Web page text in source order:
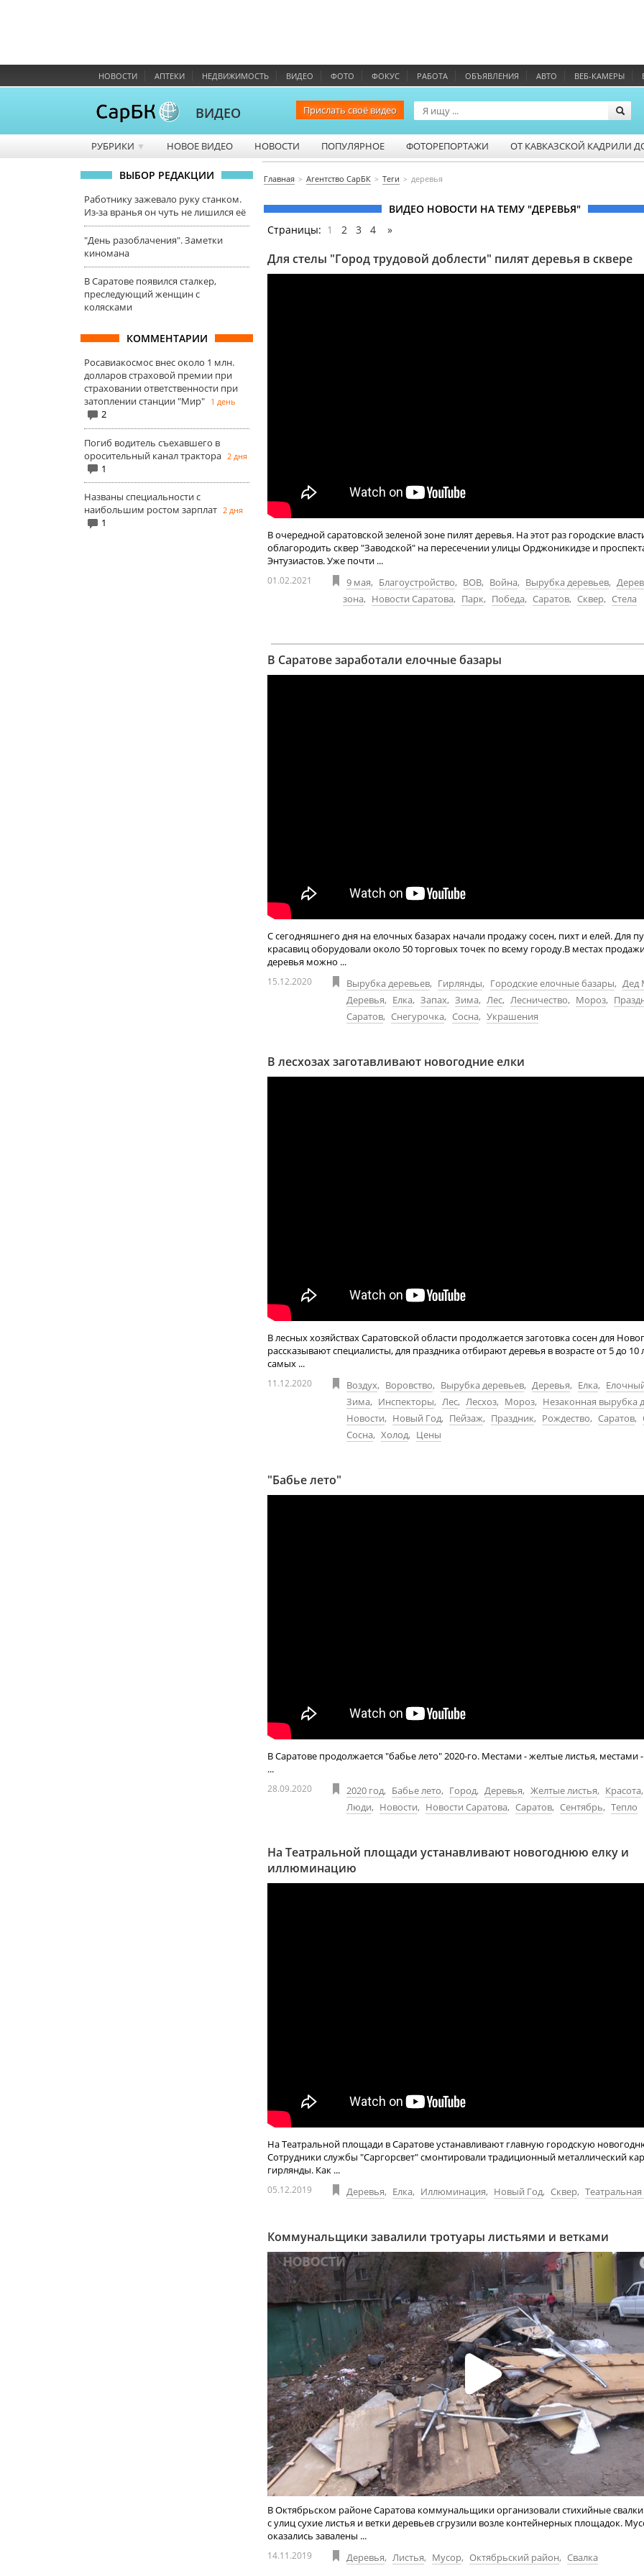
НОВОСТИ АПТЕКИ НЕДВИЖИМОСТЬ ВИДЕО ФОТО ФОКУС РАБОТА ОБЪЯВЛЕНИЯ АВТО ВЕБ-КАМЕРЫ
ВИДЕО Прислать своё видео
РУБРИКИ ▼ НОВОЕ ВИДЕО НОВОСТИ ПОПУЛЯРНОЕ ФОТОРЕПОРТАЖИ ОТ КАВКАЗСКОЙ КАДРИЛИ
ВЫБОР РЕДАКЦИИ
Работнику зажевало руку станком.
Из-за вранья он чуть не лишился её
"День разоблачения". Заметки
киномана
В Саратове появился сталкер,
преследующий женщин с
колясками
КОММЕНТАРИИ
Росавиакосмос внес около 1 млн.
долларов страховой премии при
страховании ответственности при
затоплении станции "Мир" 1 день
2
Погиб водитель съехавшего в
оросительный канал трактора 2 дня
1
Названы специальности с
наибольшим ростом зарплат 2 дня
1
Главная Агентство СарБК Теги деревья
ВИДЕО НОВОСТИ НА ТЕМУ "ДЕРЕВЬЯ"
Страницы: 1 2 3 4 »
Для стелы "Город трудовой доблести" пилят деревья в сквере
В очередной саратовской зеленой зоне пилят деревья. На этот раз городские
облагородить сквер "Заводской" на пересечении улицы Орджоникидзе и
Энтузиастов. Уже почти ...
01.02.2021 9 мая, Благоустройство, ВОВ, Война, Вырубка деревьев,
зона, Новости Саратова, Парк, Победа, Саратов, Сквер, Стела
В Саратове заработали елочные базары
С сегодняшнего дня на елочных базарах начали продажу сосен, пихт и елей. Для
красавиц оборудовали около 50 торговых точек по всему городу.В местах
деревья можно ...
15.12.2020 Вырубка деревьев, Гирлянды, Городские елочные базары, Дед
Деревья, Елка, Запах, Зима, Лес, Лесничество, Мороз,
Саратов, Снегурочка, Сосна, Украшения
В лесхозах заготавливают новогодние елки
В лесных хозяйствах Саратовской области продолжается заготовка сосен для
рассказывают специалисты, для праздника отбирают деревья в возрасте от 5 до 10
самых ...
11.12.2020 Воздух, Воровство, Вырубка деревьев, Деревья, Елка,
Зима, Инспекторы, Лес, Лесхоз, Мороз, Незаконная вырубка
Новости, Новый Год, Пейзаж, Праздник, Рождество, Саратов,
Сосна, Холод, Цены
"Бабье лето"
В Саратове продолжается "бабье лето" 2020-го. Местами - желтые листья, местами
...
28.09.2020 2020 год, Бабье лето, Город, Деревья, Желтые листья, Красота,
Люди, Новости, Новости Саратова, Саратов, Сентябрь, Тепло
На Театральной площади устанавливают новогоднюю елку и
иллюминацию
На Театральной площади в Саратове устанавливают главную городскую
Сотрудники службы "Саргорсвет" смонтировали традиционный металлический
гирлянды. Как ...
05.12.2019 Деревья, Елка, Иллюминация, Новый Год, Сквер,
Коммунальщики завалили тротуары листьями и ветками
В Октябрьском районе Саратова коммунальщики организовали стихийные
с улиц сухие листья и ветки деревьев сгрузили возле контейнерных площадок.
оказались завалены ...
14.11.2019 Деревья, Листья, Мусор, Октябрьский район, Свалка